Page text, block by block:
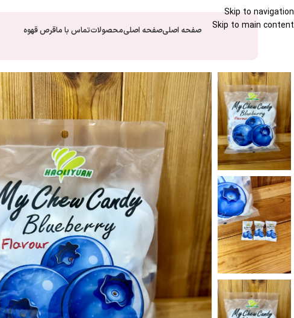
Skip to navigation
Skip to main content
صفحه اصلیصفحه اصلیمحصولاتتماس با ماقرص قهوه